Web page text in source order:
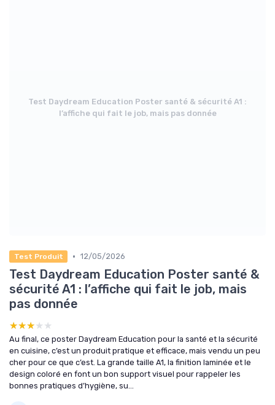
Test Daydream Education Poster santé & sécurité A1 :
l’affiche qui fait le job, mais pas donnée
Test Produit • 12/05/2026
Test Daydream Education Poster santé &
sécurité A1 : l’affiche qui fait le job, mais
pas donnée
★★★★★
★★★★★
Au final, ce poster Daydream Education pour la santé et la sécurité
en cuisine, c’est un produit pratique et efficace, mais vendu un peu
cher pour ce que c’est. La grande taille A1, la finition laminée et le
design coloré en font un bon support visuel pour rappeler les
bonnes pratiques d’hygiène, su...